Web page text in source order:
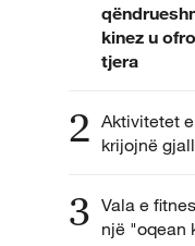
kinez u
tjera
2 Aktivitetet
krijojnë
3 Vala e
një "oqean